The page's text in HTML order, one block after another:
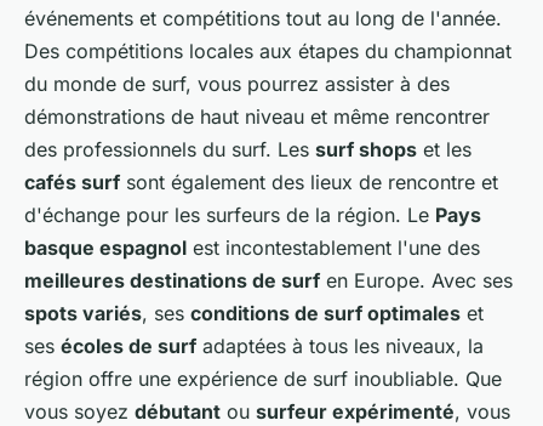
événements et compétitions tout au long de l'année.
Des compétitions locales aux étapes du championnat
du monde de surf, vous pourrez assister à des
démonstrations de haut niveau et même rencontrer
des professionnels du surf. Les surf shops et les
cafés surf sont également des lieux de rencontre et
d'échange pour les surfeurs de la région. Le Pays
basque espagnol est incontestablement l'une des
meilleures destinations de surf en Europe. Avec ses
spots variés, ses conditions de surf optimales et
ses écoles de surf adaptées à tous les niveaux, la
région offre une expérience de surf inoubliable. Que
vous soyez débutant ou surfeur expérimenté, vous